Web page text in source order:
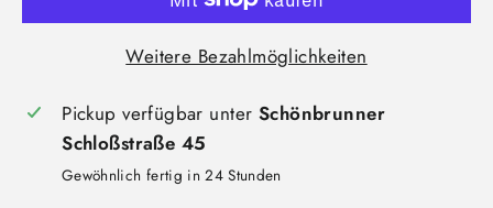
Weitere Bezahlmöglichkeiten
Pickup verfügbar unter Schönbrunner
Schloßstraße 45
Gewöhnlich fertig in 24 Stunden